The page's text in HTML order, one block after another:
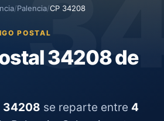
/Palencia/CP 34208
POSTAL
34208 de
34208 se reparte entre 4